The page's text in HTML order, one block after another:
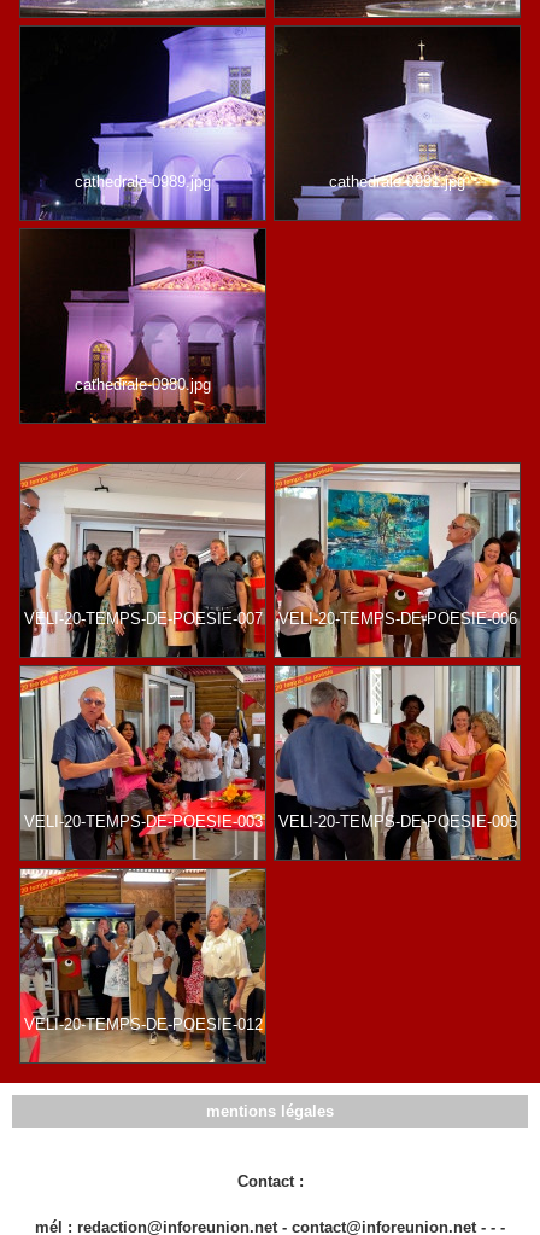
cathedrale-0989.jpg cathedrale-0991.jpg
cathedrale-0980.jpg
VELI-20-TEMPS-DE-POESIE-007 VELI-20-TEMPS-DE-POESIE-006
VELI-20-TEMPS-DE-POESIE-003 VELI-20-TEMPS-DE-POESIE-005
VELI-20-TEMPS-DE-POESIE-012
mentions légales
Contact :
mél : redaction@inforeunion.net - contact@inforeunion.net - - -